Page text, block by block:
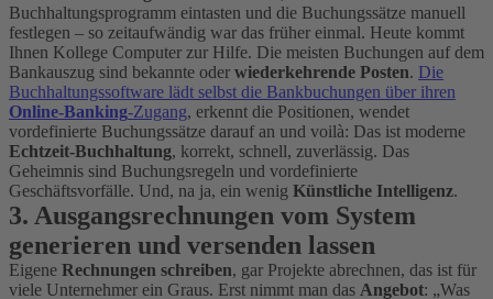
Buchhaltungsprogramm eintasten und die Buchungssätze manuell
festlegen – so zeitaufwändig war das früher einmal. Heute kommt
Ihnen Kollege Computer zur Hilfe. Die meisten Buchungen auf dem
Bankauszug sind bekannte oder wiederkehrende Posten. Die
Buchhaltungssoftware lädt selbst die Bankbuchungen über ihren
Online-Banking-Zugang, erkennt die Positionen, wendet
vordefinierte Buchungssätze darauf an und voilà: Das ist moderne
Echtzeit-Buchhaltung, korrekt, schnell, zuverlässig. Das
Geheimnis sind Buchungsregeln und vordefinierte
Geschäftsvorfälle. Und, na ja, ein wenig Künstliche Intelligenz.
3. Ausgangsrechnungen vom System
generieren und versenden lassen
Eigene Rechnungen schreiben, gar Projekte abrechnen, das ist für
viele Unternehmer ein Graus. Erst nimmt man das Angebot: „Was